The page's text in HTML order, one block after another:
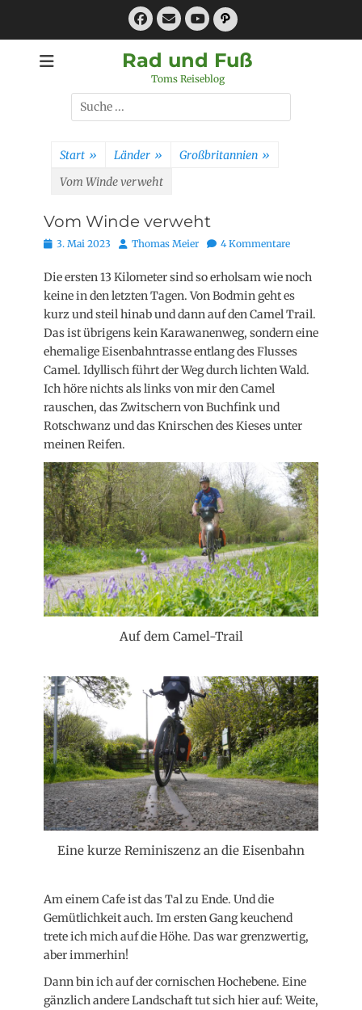
Facebook
E-
MailYouTube
Pfad
Rad und Fuß
Toms Reiseblog
Suchen
nach:
Start » Länder » Großbritannien »
Vom Winde verweht
Vom Winde verweht
Posted
3. Mai 2023 AutorThomas Meier 4 Kommentare
Die ersten 13 Kilometer sind so erholsam wie noch
keine in den letzten Tagen. Von Bodmin geht es
kurz und steil hinab und dann auf den Camel Trail.
Das ist übrigens kein Karawanenweg, sondern eine
ehemalige Eisenbahntrasse entlang des Flusses
Camel. Idyllisch führt der Weg durch lichten Wald.
Ich höre nichts als links von mir den Camel
rauschen, das Zwitschern von Buchfink und
Rotschwanz und das Knirschen des Kieses unter
meinen Reifen.
Auf dem Camel-Trail
Eine kurze Reminiszenz an die Eisenbahn
Am einem Cafe ist das Tal zu Ende. Und die
Gemütlichkeit auch. Im ersten Gang keuchend
trete ich mich auf die Höhe. Das war grenzwertig,
aber immerhin!
Dann bin ich auf der cornischen Hochebene. Eine
gänzlich andere Landschaft tut sich hier auf: Weite,